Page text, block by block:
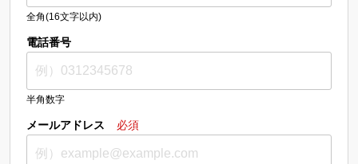
全角(16文字以内)
電話番号
半角数字
メールアドレス 必須